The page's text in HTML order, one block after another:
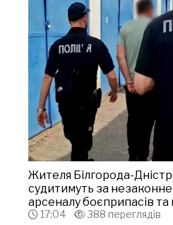
Жителя Білгорода-
судитимуть за незаконне
арсеналу боєприпасів та
17:04 388 переглядів